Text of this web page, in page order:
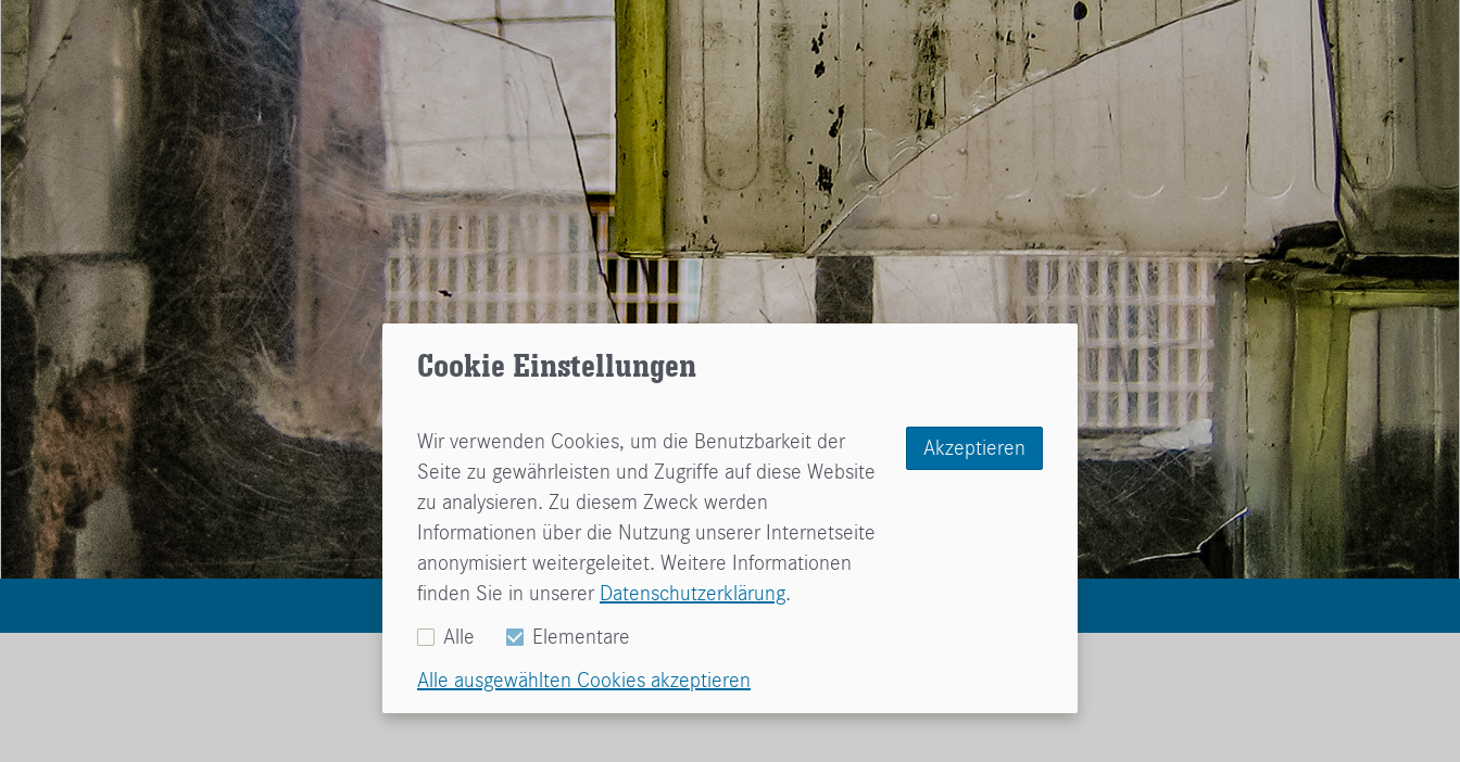
Start »Über»Archiv» Unsere Meinung...
Cookie Einstellungen
Wir verwenden Cookies, um die Benutzbarkeit der
Seite zu gewährleisten und Zugriffe auf diese Website
zu analysieren. Zu diesem Zweck werden
Informationen über die Nutzung unserer Internetseite
anonymisiert weitergeleitet. Weitere Informationen
finden Sie in unserer Datenschutzerklärung.
Akzeptieren
Alle
Elementare
Alle ausgewählten Cookies akzeptieren